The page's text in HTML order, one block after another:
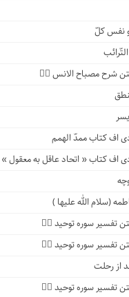
نفس کلّ
شرح مصباح الانس ۹️⃣
اف کتاب ممدّ الهمم
اف کتاب « اتحاد عاقل به معقول »
(سلام الله علیها )
تفسیر سوره توحید ۴️⃣
تفسیر سوره توحید ۳️⃣
از رحلت
تفسیر سوره توحید ۲️⃣